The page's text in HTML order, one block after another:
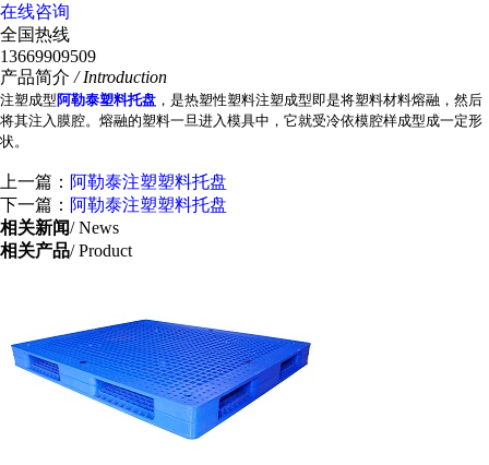
在线咨询
全国热线
13669909509
产品简介 / Introduction
注塑成型阿勒泰塑料托盘 ，是热塑性塑料注塑成型即是将塑料材料熔融，然后
将其注入膜腔。熔融的塑料一旦进入模具中，它就受冷依模腔样成型成一定形
状。
上一篇： 阿勒泰注塑塑料托盘
下一篇： 阿勒泰注塑塑料托盘
相关新闻/ News
相关产品/ Product